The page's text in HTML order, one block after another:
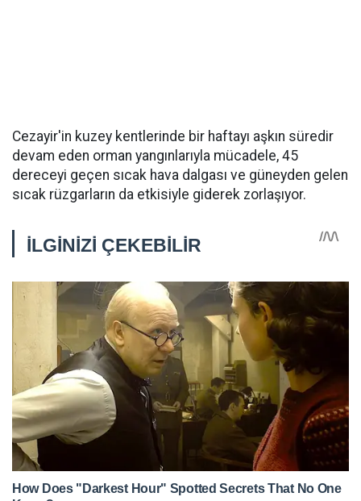
Cezayir'in kuzey kentlerinde bir haftayı aşkın süredir
devam eden orman yangınlarıyla mücadele, 45
dereceyi geçen sıcak hava dalgası ve güneyden gelen
sıcak rüzgarların da etkisiyle giderek zorlaşıyor.